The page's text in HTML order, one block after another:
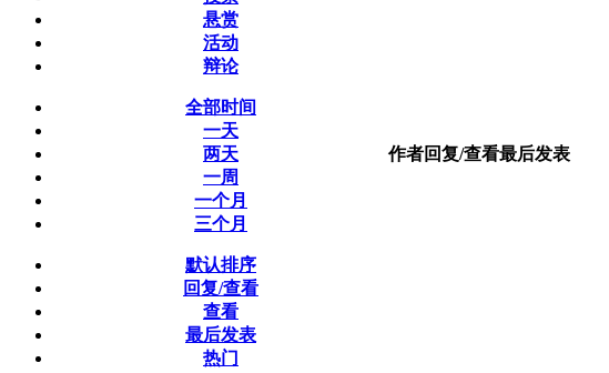
悬赏
活动
辩论
全部时间
一天
两天
一周
一个月
三个月
默认排序
回复/查看
查看
最后发表
热门
作者回复/查看最后发表